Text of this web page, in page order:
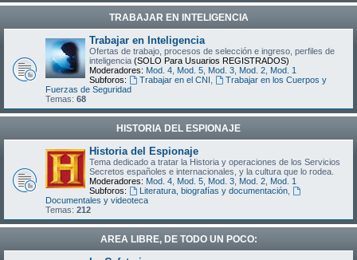
TRABAJAR EN INTELIGENCIA
Trabajar en Inteligencia
Ofertas de trabajo, procesos de selección e ingreso, perfiles de
inteligencia (SOLO Para Usuarios REGISTRADOS)
Moderadores: Mod. 4 Mod. 5 Mod. 3 Mod. 2 Mod. 1
Subforos:
Trabajar en el CNI
Trabajar en los Cuerpos y
Fuerzas de Seguridad
Temas: 68
HISTORIA DEL ESPIONAJE
Historia del Espionaje
Tema dedicado a tratar la Historia y operaciones de los Servicios
Secretos españoles e internacionales, y la cultura que lo rodea.
Moderadores: Mod. 4 Mod. 5 Mod. 3 Mod. 2 Mod. 1
Subforos:
Literatura, biografías y documentación,
Documentales y videoteca
Temas: 212
AREA LIBRE, DE TODO UN POCO: